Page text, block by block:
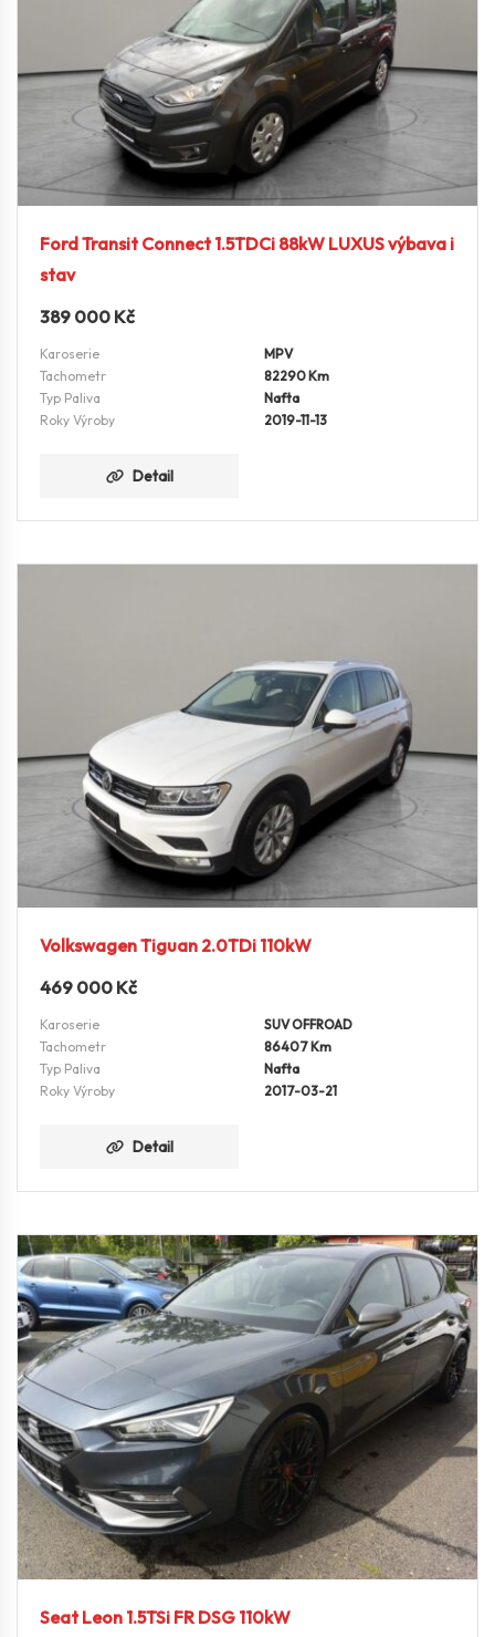
Ford Transit Connect 1.5TDCi 88kW LUXUS výbava i
stav
389 000 Kč
Karoserie
MPV
Tachometr
82290 Km
Typ Paliva
Nafta
Roky Výroby
2019-11-13
Detail
Volkswagen Tiguan 2.0TDi 110kW
469 000 Kč
Karoserie
SUV OFFROAD
Tachometr
86407 Km
Typ Paliva
Nafta
Roky Výroby
2017-03-21
Detail
Seat Leon 1.5TSi FR DSG 110kW